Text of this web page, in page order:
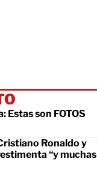
Estas son FOTOS
Ronaldo y
“y muchas